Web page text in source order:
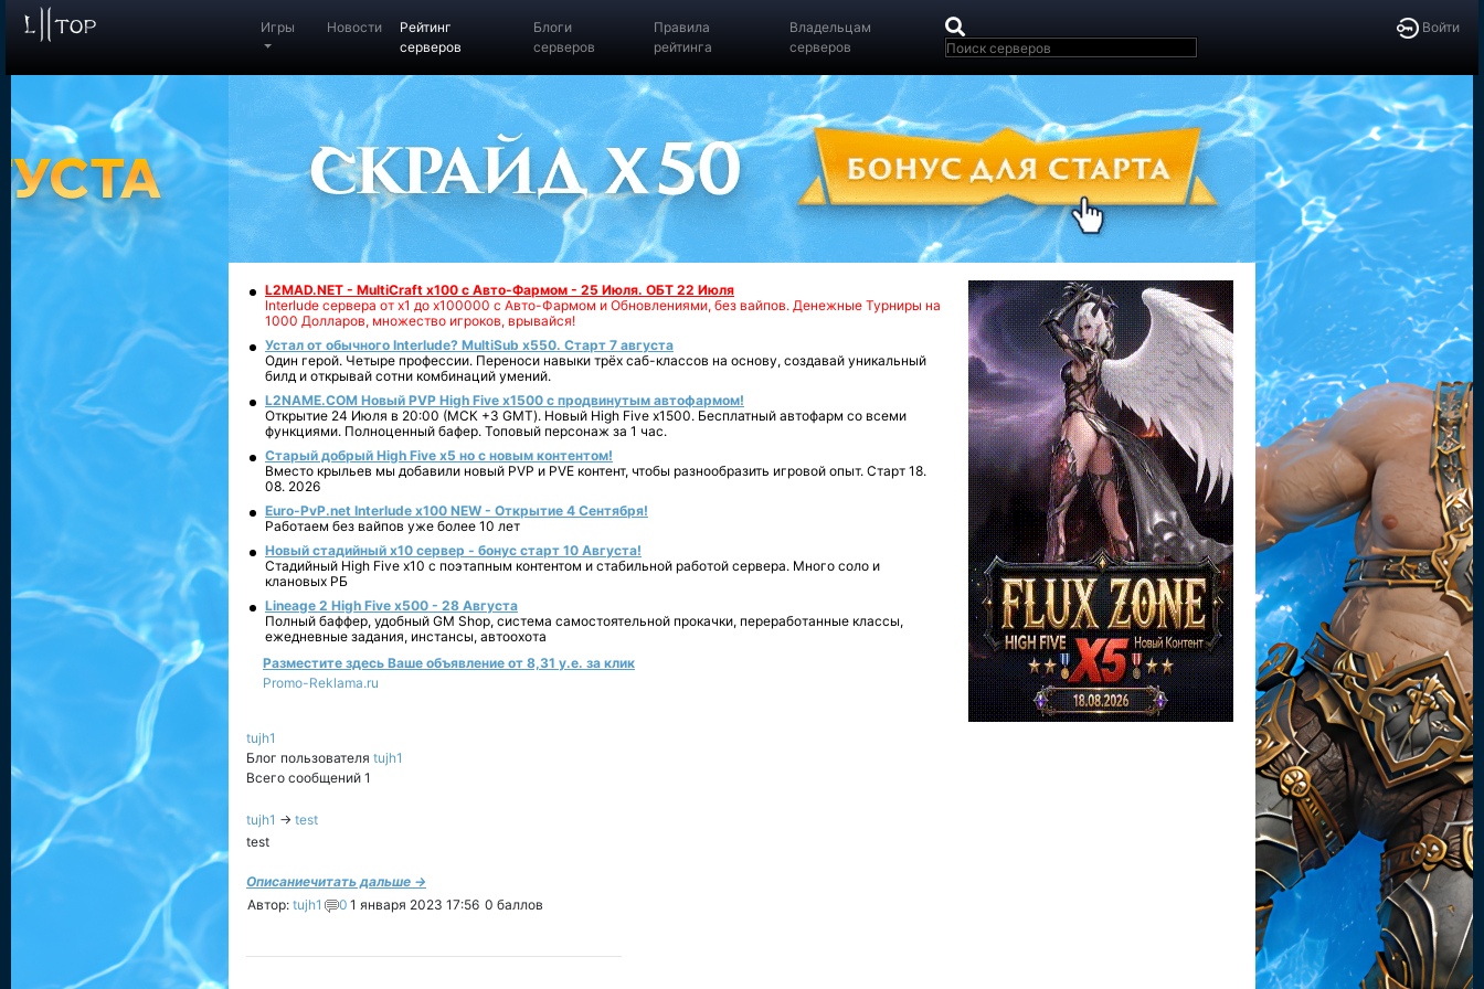
Войти
Игры Новости
Рейтинг
серверов
Блоги
серверов
Правила
рейтинга
Владельцам
серверов
L2MAD.NET - MultiCraft x100 с Авто-Фармом - 25 Июля. ОБТ 22 Июля
Interlude сервера от х1 до х100000 с Авто-Фармом и Обновлениями, без вайпов. Денежные Турниры на
1000 Долларов, множество игроков, врывайся!
Устал от обычного Interlude? MultiSub x550. Старт 7 августа
Один герой. Четыре профессии. Переноси навыки трёх саб-классов на основу, создавай уникальный
билд и открывай сотни комбинаций умений.
L2NAME.COM Новый PVP High Five x1500 с продвинутым автофармом!
Открытие 24 Июля в 20:00 (МСК +3 GMT). Новый High Five x1500. Бесплатный автофарм со всеми
функциями. Полноценный бафер. Топовый персонаж за 1 час.
Старый добрый High Five x5 но с новым контентом!
Вместо крыльев мы добавили новый PVP и PVE контент, чтобы разнообразить игровой опыт. Старт 18.
08. 2026
Euro-PvP.net Interlude х100 NEW - Открытие 4 Сентября!
Работаем без вайпов уже более 10 лет
Новый стадийный х10 сервер - бонус старт 10 Августа!
Стадийный High Five x10 с поэтапным контентом и стабильной работой сервера. Много соло и
клановых РБ
Lineage 2 High Five x500 - 28 Августа
Полный баффер, удобный GM Shop, система самостоятельной прокачки, переработанные классы,
ежедневные задания, инстансы, автоохота
Разместите здесь Ваше объявление от 8,31 у.е. за клик
Promo-Reklama.ru
tujh1
Блог пользователя tujh1
Всего сообщений 1
tujh1 → test
test
Описаниечитать дальше →
Автор: tujh1 0 1 января 2023 17:56 0 баллов